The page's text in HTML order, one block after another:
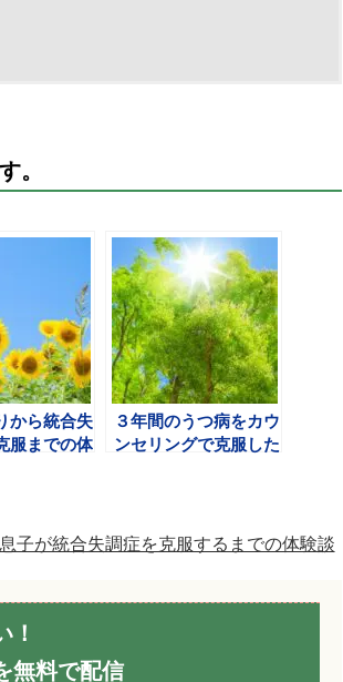
。
から統合失
服までの体
３年間のうつ病をカウ
ンセリングで克服した
子が統合失調症を克服するまでの体験談
！
無料で配信